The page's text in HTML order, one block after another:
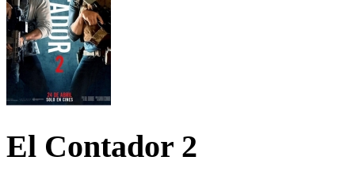
El Contador 2